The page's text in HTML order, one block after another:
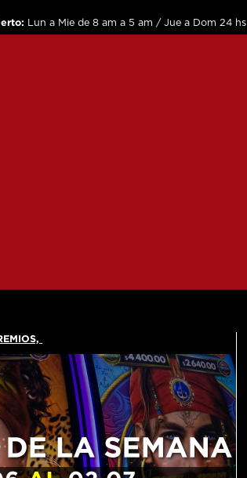
Lun a Mie de 8 am a 5 am / Jue a Dom 24 hs